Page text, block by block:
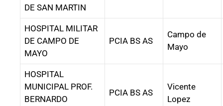
DE SAN MARTIN
HOSPITAL MILITAR
DE CAMPO DE
MAYO
PCIA BS AS
Campo de
Mayo
HOSPITAL
MUNICIPAL PROF.
BERNARDO
PCIA BS AS
Vicente
Lopez